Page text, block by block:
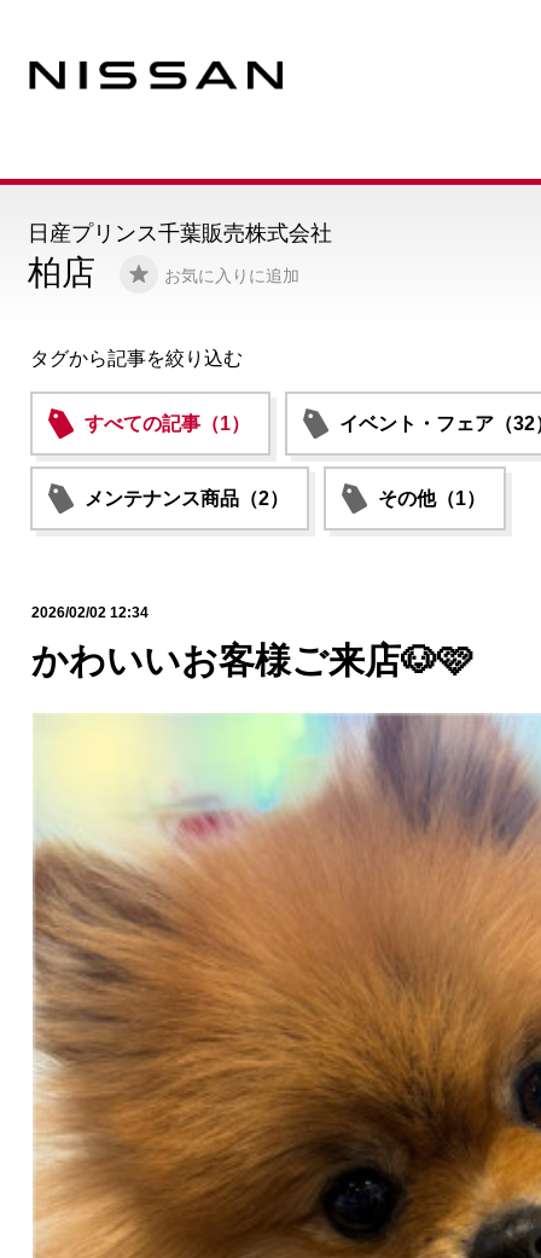
柏店 お気に入りに追加
日産プリンス千葉販売株式会社
タグから記事を絞り込む
すべての記事（1） イベント・フェア（32
メンテナンス商品（2） その他（1）
2026/02/02 12:34
かわいいお客様ご来店🐶🩷